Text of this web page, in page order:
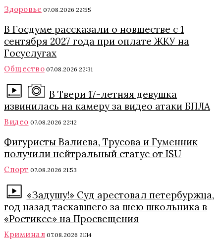
Здоровье 07.08.2026 22:55
В Госдуме рассказали о новшестве с 1
сентября 2027 года при оплате ЖКУ на
Госуслугах
Общество 07.08.2026 22:31
В Твери 17-летняя девушка
извинилась на камеру за видео атаки БПЛА
Видео 07.08.2026 22:12
Фигуристы Валиева, Трусова и Гуменник
получили нейтральный статус от ISU
Спорт 07.08.2026 21:53
«Задушу!» Суд арестовал петербуржца,
год назад таскавшего за шею школьника в
«Ростиксе» на Просвещения
Криминал 07.08.2026 21:14